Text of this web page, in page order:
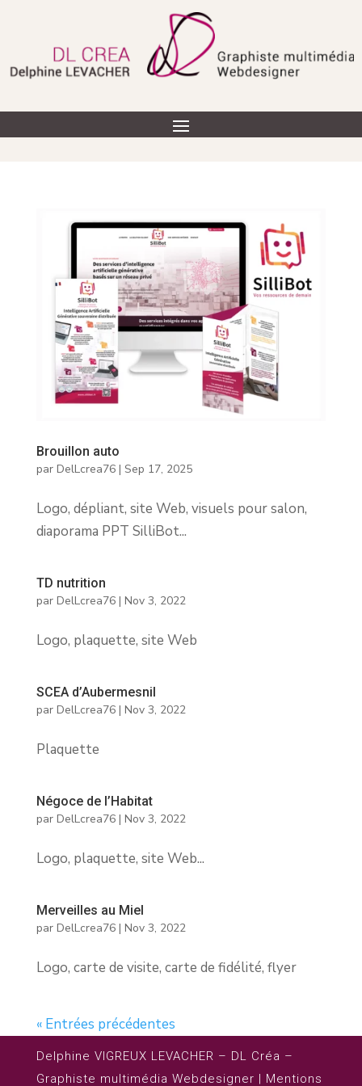
Brouillon auto
par DelLcrea76| Sep 17, 2025
Logo, dépliant, site Web, visuels pour salon,
diaporama PPT SilliBot...
TD nutrition
par DelLcrea76| Nov 3, 2022
Logo, plaquette, site Web
SCEA d’Aubermesnil
par DelLcrea76| Nov 3, 2022
Plaquette
Négoce de l’Habitat
par DelLcrea76| Nov 3, 2022
Logo, plaquette, site Web...
Merveilles au Miel
par DelLcrea76| Nov 3, 2022
Logo, carte de visite, carte de fidélité, flyer
« Entrées précédentes
Delphine VIGREUX LEVACHER – DL Créa –
Graphiste multimédia Webdesigner | Mentions